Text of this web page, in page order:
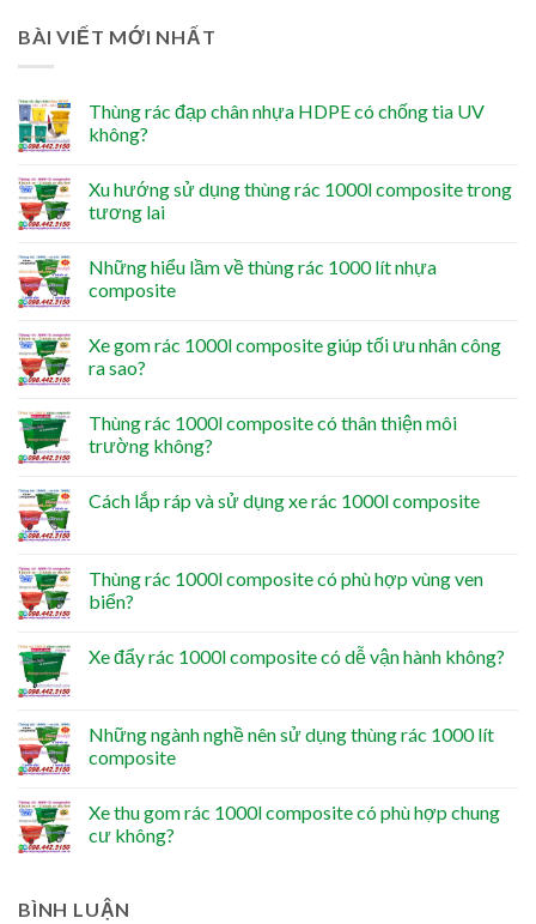
BÀI VIẾT MỚI NHẤT
Thùng rác đạp chân nhựa HDPE có chống tia UV
không?
Xu hướng sử dụng thùng rác 1000l composite trong
tương lai
Những hiểu lầm về thùng rác 1000 lít nhựa
composite
Xe gom rác 1000l composite giúp tối ưu nhân công
ra sao?
Thùng rác 1000l composite có thân thiện môi
trường không?
Cách lắp ráp và sử dụng xe rác 1000l composite
Thùng rác 1000l composite có phù hợp vùng ven
biển?
Xe đẩy rác 1000l composite có dễ vận hành không?
Những ngành nghề nên sử dụng thùng rác 1000 lít
composite
Xe thu gom rác 1000l composite có phù hợp chung
cư không?
BÌNH LUẬN